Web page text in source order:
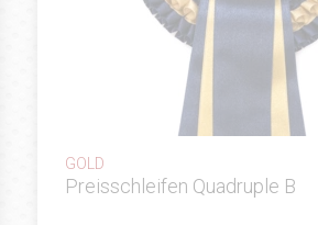
GOLD
Preisschleifen Quadruple B